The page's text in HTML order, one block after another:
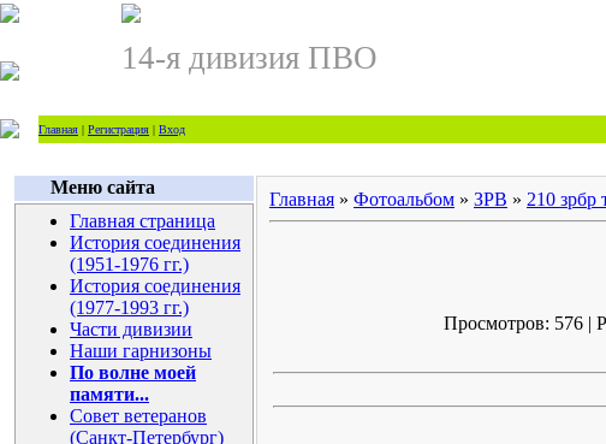
14-я дивизия ПВО
Главная | Регистрация | Вход
Меню сайта
Главная страница
История соединения
(1951-1976 гг.)
История соединения
(1977-1993 гг.)
Части дивизии
Наши гарнизоны
По волне моей
памяти...
Совет ветеранов
(Санкт-Петербург)
Главная » Фотоальбом » ЗРВ » 210 зрбр
Просмотров: 576 |